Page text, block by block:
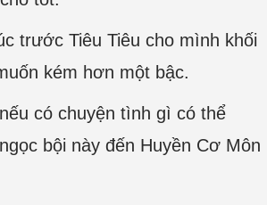
trước Tiêu Tiêu cho mình khối
kém hơn một bậc.
có chuyện tình gì có thể
bội này đến Huyền Cơ Môn